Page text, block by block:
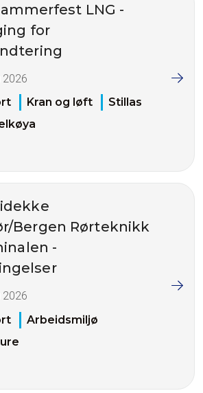
LNG -
for
2026
Kran og løft
Stillas
Bergen Rørteknikk
-
2026
Arbeidsmiljø